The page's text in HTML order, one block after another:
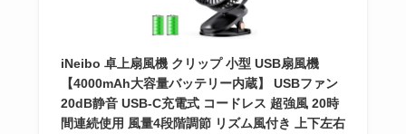
iNeibo 卓上扇風機 クリップ 小型 USB扇風機
【4000mAh大容量バッテリー内蔵】 USBファン
20dB静音 USB-C充電式 コードレス 超強風 20時
間連続使用 風量4段階調節 リズム風付き 上下左右